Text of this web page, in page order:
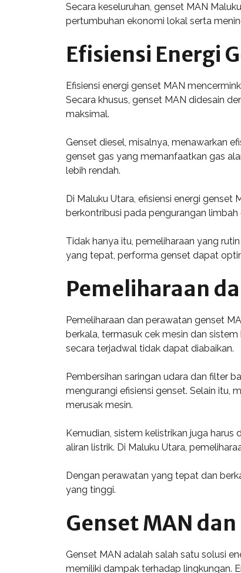
Secara keseluruhan, genset MAN
pertumbuhan ekonomi lokal serta
Efisiensi Energi
Efisiensi energi genset MAN
Secara khusus, genset MAN didesain
maksimal.
Genset diesel, misalnya, menawarkan
genset gas yang memanfaatkan gas
lebih rendah.
Di Maluku Utara, efisiensi energi
berkontribusi pada pengurangan
Tidak hanya itu, pemeliharaan yang
yang tepat, performa genset dapat
Pemeliharaan
Pemeliharaan dan perawatan genset
berkala, termasuk cek mesin dan
secara terjadwal tidak dapat diabaikan.
Pembersihan saringan udara dan filter
mengurangi efisiensi genset. Selain itu,
merusak mesin.
Kemudian, sistem kelistrikan juga harus
aliran listrik. Di Maluku Utara,
Dengan perawatan yang tepat dan
yang tinggi.
Genset MAN
Genset MAN adalah salah satu solusi
memiliki dampak terhadap lingkungan.